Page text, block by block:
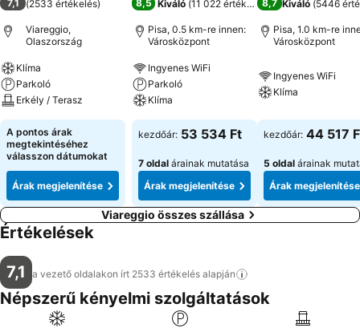
7,1 (2533 értékelés)
Viareggio,
Olaszország
Klíma
Parkoló
Erkély / Terasz
A pontos árak
megtekintéséhez
válasszon dátumokat
Árak megjelenítése
8,5 Kiváló (11 022 értékelés)
Pisa, 0.5 km-re innen:
Városközpont
Ingyenes WiFi
Parkoló
Klíma
kezdőár: 53 534 Ft
7 oldal árainak mutatása
Árak megjelenítése
8,7 Kiváló (5446
Pisa, 1.0 km-re
Városközpont
Ingyenes WiFi
Klíma
kezdőár: 44 517
5 oldal árainak
Árak megjelenítése
Viareggio összes szállása
Értékelések
7,1 a vezető oldalakon írt 2533 értékelés alapján
Népszerű kényelmi szolgáltatások